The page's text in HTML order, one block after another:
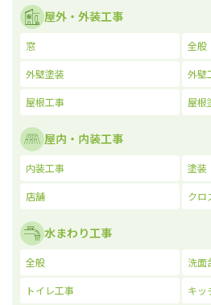
屋外・外装工事
窓 全般
外壁塗装 外壁
屋根工事 屋根
屋内・内装工事
内装工事 塗装
店舗 クロ
水まわり工事
全般 洗面
トイレ工事 キッ